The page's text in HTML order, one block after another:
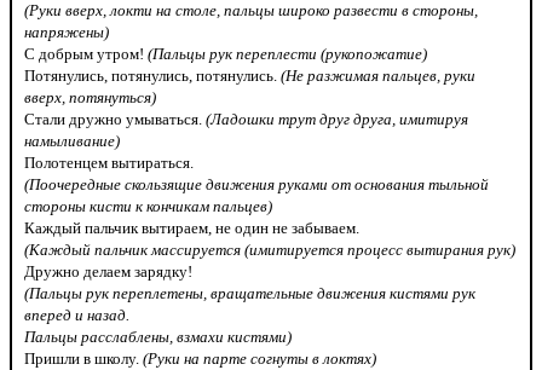
(Руки вверх, локти на столе, пальцы широко развести в стороны,
напряжены)
С добрым утром! (Пальцы рук переплести (рукопожатие)
Потянулись, потянулись, потянулись. (Не разжимая пальцев, руки
вверх, потянуться)
Стали дружно умываться. (Ладошки трут друг друга, имитируя
намыливание)
Полотенцем вытираться.
(Поочередные скользящие движения руками от основания тыльной
стороны кисти к кончикам пальцев)
Каждый пальчик вытираем, не один не забываем.
(Каждый пальчик массируется (имитируется процесс вытирания рук)
Дружно делаем зарядку!
(Пальцы рук переплетены, вращательные движения кистями рук
вперед и назад.
Пальцы расслаблены, взмахи кистями)
Пришли в школу. (Руки на парте согнуты в локтях)